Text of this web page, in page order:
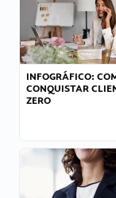
INFOGRÁFICO:
CONQUISTAR
ZERO